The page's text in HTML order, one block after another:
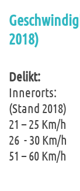
2018)
Delikt:
Innerorts:
(Stand 2018)
21 – 25 Km/h
26 - 30 Km/h
51 – 60 Km/h